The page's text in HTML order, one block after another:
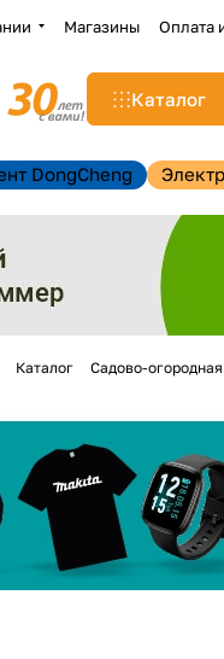
Магазины Оплата
Каталог
DongCheng
Каталог Садово-